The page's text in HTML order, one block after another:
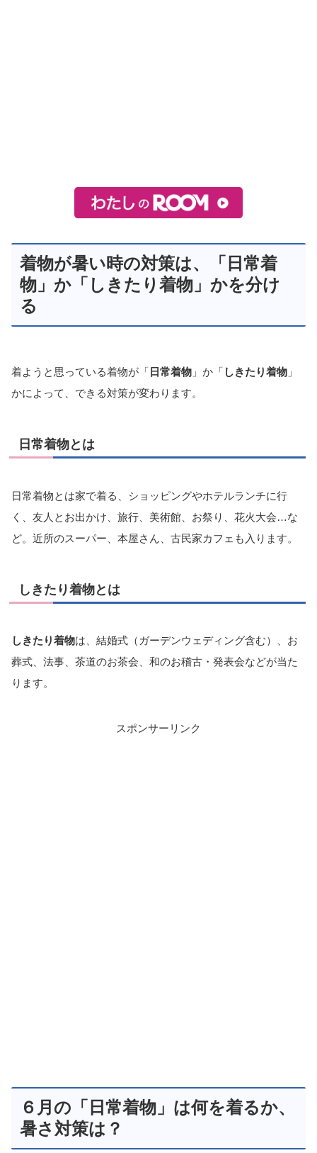
着物が暑い時の対策は、「日常着
物」か「しきたり着物」かを分け
る
着ようと思っている着物が「 日常着物 」か「 しきたり着物 」
かによって、できる対策が変わります。
日常着物とは
日常着物とは家で着る、ショッピングやホテルランチに行
く、友人とお出かけ、旅行、美術館、お祭り、花火大会…な
ど。近所のスーパー、本屋さん、古民家カフェも入ります。
しきたり着物とは
しきたり着物は、結婚式（ガーデンウェディング含む）、お
葬式、法事、茶道のお茶会、和のお稽古・発表会などが当た
ります。
スポンサーリンク
６月の「日常着物」は何を着るか、
暑さ対策は？